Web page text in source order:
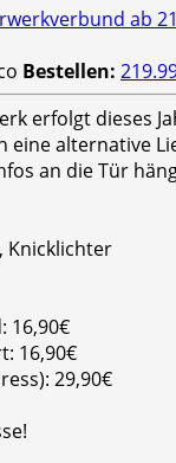
Bestellen:
erfolgt dieses
alternative
an die Tür
Knicklichter
16,90€
16,90€
29,90€